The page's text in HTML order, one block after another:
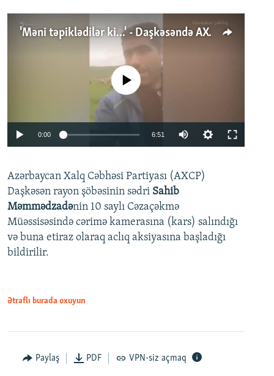
'Məni təpiklədilər ki...' - Daşkəsəndə AXCP fəalının yaxınları onun həbsinə etiraz edirlər
Auto 240p 360p
720p 1080p
No media source currently available
0:00 6:51
360p
720p
1080p
Azərbaycan Xalq Cəbhəsi Partiyası (AXCP)
Daşkəsən rayon şöbəsinin sədri Sahib
Məmmədzadənin 10 saylı Cəzaçəkmə
Müəssisəsində cərimə kamerasına (kars) salındığı
və buna etiraz olaraq aclıq aksiyasına başladığı
bildirilir.
Ətraflı burada oxuyun
Paylaş PDF VPN-siz açmaq